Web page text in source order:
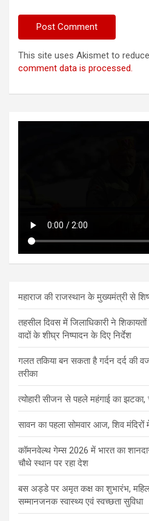
This site uses Akismet to
comment data is processed.
महाराज की राजस्थान के मुख्यमंत्री से
तहसील दिवस में जिलाधिकारी ने
वादों के शीघ्र निष्पादन के दिए निर्देश
गलत तकिया बन सकता है गर्दन दर्द की
तरीका
त्योहारी सीजन से पहले महंगाई का
सावन का पहला सोमवार आज, शिव
कॉमनवेल्थ गेम्स 2026 में भारत का
चौथे स्थान पर रहा देश
बस अड्डे पर अमृत कक्ष का शुभारंभ,
सम्मानजनक स्वास्थ्य एवं स्वच्छता सुविधा